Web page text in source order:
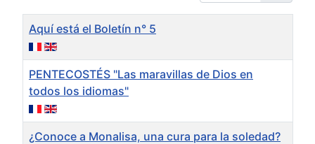
Título
Aquí está el Boletín n° 5
PENTECOSTÉS "Las maravillas de Dios en
todos los idiomas"
¿Conoce a Monalisa, una cura para la soledad?